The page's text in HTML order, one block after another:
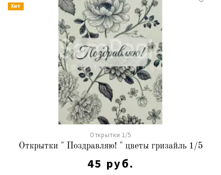
Хит
Открытки 1/5
Открытки " Поздравляю! " цветы гризайль 1/5
45 руб.